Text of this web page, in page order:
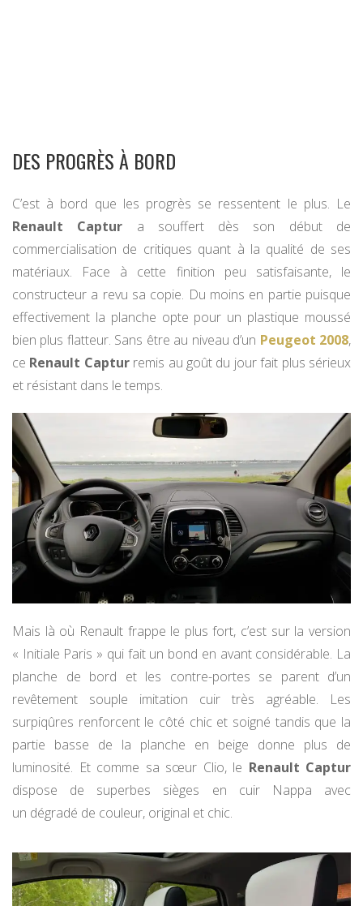
DES PROGRÈS À BORD
C’est à bord que les progrès se ressentent le plus. Le
Renault Captur a souffert dès son début de
commercialisation de critiques quant à la qualité de ses
matériaux. Face à cette finition peu satisfaisante, le
constructeur a revu sa copie. Du moins en partie puisque
effectivement la planche opte pour un plastique moussé
bien plus flatteur. Sans être au niveau d’un Peugeot 2008,
ce Renault Capturremis au goût du jour fait plus sérieux
et résistant dans le temps.
Mais là où Renault frappe le plus fort, c’est sur la version
« Initiale Paris » qui fait un bond en avant considérable. La
planche de bord et les contre-portes se parent d’un
revêtement souple imitation cuir très agréable. Les
surpiqûres renforcent le côté chic et soigné tandis que la
partie basse de la planche en beige donne plus de
luminosité. Et comme sa sœur Clio, le Renault Captur
dispose de superbes sièges en cuir Nappa avec
un dégradé de couleur, original et chic.